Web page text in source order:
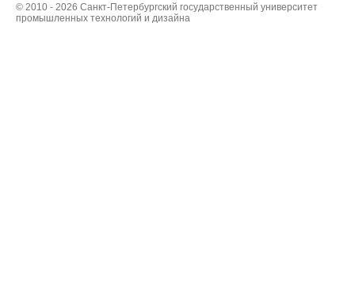
© 2010 - 2026 Санкт-Петербургский государственный университет
промышленных технологий и дизайна